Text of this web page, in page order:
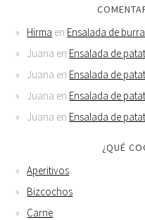
Hirma en Ensalada de
Juana en Ensalada de
Juana en Ensalada de
Juana en Ensalada de
Juana en Ensalada de
¿QUÉ
Aperitivos
Bizcochos
Carne